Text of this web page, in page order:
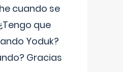
cuando se
que
Yoduk?
Gracias